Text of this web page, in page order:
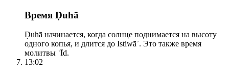
Время Ḍuhā
Ḍuhā начинается, когда солнце поднимается на высоту
одного копья, и длится до Istiwāʾ. Это также время
молитвы ʿĪd.
13:02